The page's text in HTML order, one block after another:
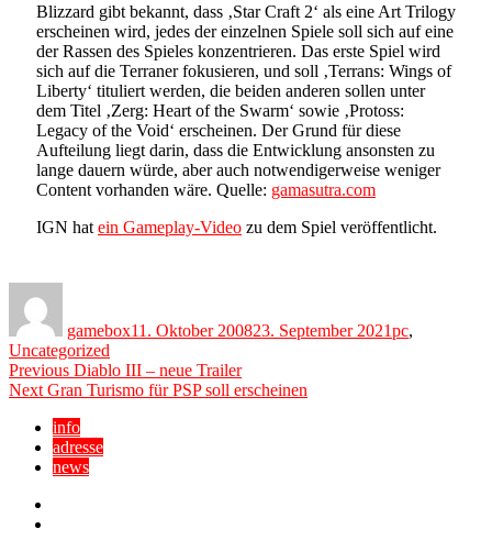
Blizzard gibt bekannt, dass ‚Star Craft 2‘ als eine Art Trilogy
erscheinen wird, jedes der einzelnen Spiele soll sich auf eine
der Rassen des Spieles konzentrieren. Das erste Spiel wird
sich auf die Terraner fokusieren, und soll ‚Terrans: Wings of
Liberty‘ tituliert werden, die beiden anderen sollen unter
dem Titel ‚Zerg: Heart of the Swarm‘ sowie ‚Protoss:
Legacy of the Void‘ erscheinen. Der Grund für diese
Aufteilung liegt darin, dass die Entwicklung ansonsten zu
lange dauern würde, aber auch notwendigerweise weniger
Content vorhanden wäre. Quelle: gamasutra.com
IGN hat ein Gameplay-Video zu dem Spiel veröffentlicht.
gamebox11. Oktober 200823. September 2021pc,
Uncategorized
Beitragsnavigation
Previous Previous
post:
Diablo III – neue Trailer
Next Next
Gran Turismo für PSP soll erscheinen
info
adresse
news